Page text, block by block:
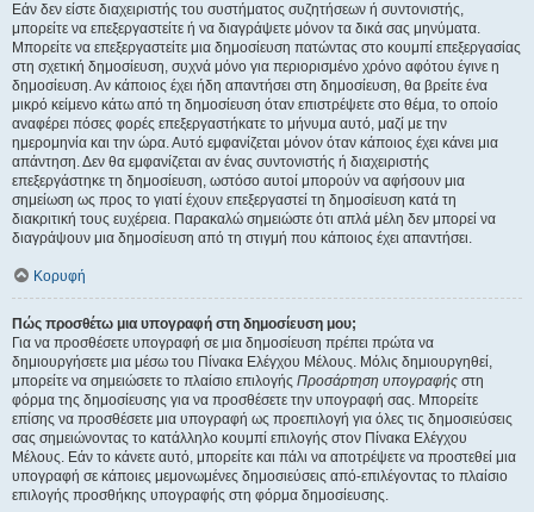
Εάν δεν είστε διαχειριστής του συστήματος συζητήσεων ή συντονιστής,
μπορείτε να επεξεργαστείτε ή να διαγράψετε μόνον τα δικά σας μηνύματα.
Μπορείτε να επεξεργαστείτε μια δημοσίευση πατώντας στο κουμπί επεξεργασίας
στη σχετική δημοσίευση, συχνά μόνο για περιορισμένο χρόνο αφότου έγινε η
δημοσίευση. Αν κάποιος έχει ήδη απαντήσει στη δημοσίευση, θα βρείτε ένα
μικρό κείμενο κάτω από τη δημοσίευση όταν επιστρέψετε στο θέμα, το οποίο
αναφέρει πόσες φορές επεξεργαστήκατε το μήνυμα αυτό, μαζί με την
ημερομηνία και την ώρα. Αυτό εμφανίζεται μόνον όταν κάποιος έχει κάνει μια
απάντηση. Δεν θα εμφανίζεται αν ένας συντονιστής ή διαχειριστής
επεξεργάστηκε τη δημοσίευση, ωστόσο αυτοί μπορούν να αφήσουν μια
σημείωση ως προς το γιατί έχουν επεξεργαστεί τη δημοσίευση κατά τη
διακριτική τους ευχέρεια. Παρακαλώ σημειώστε ότι απλά μέλη δεν μπορεί να
διαγράψουν μια δημοσίευση από τη στιγμή που κάποιος έχει απαντήσει.
Κορυφή
Πώς προσθέτω μια υπογραφή στη δημοσίευση μου;
Για να προσθέσετε υπογραφή σε μια δημοσίευση πρέπει πρώτα να
δημιουργήσετε μια μέσω του Πίνακα Ελέγχου Μέλους. Μόλις δημιουργηθεί,
μπορείτε να σημειώσετε το πλαίσιο επιλογής Προσάρτηση υπογραφής στη
φόρμα της δημοσίευσης για να προσθέσετε την υπογραφή σας. Μπορείτε
επίσης να προσθέσετε μια υπογραφή ως προεπιλογή για όλες τις δημοσιεύσεις
σας σημειώνοντας το κατάλληλο κουμπί επιλογής στον Πίνακα Ελέγχου
Μέλους. Εάν το κάνετε αυτό, μπορείτε και πάλι να αποτρέψετε να προστεθεί μια
υπογραφή σε κάποιες μεμονωμένες δημοσιεύσεις από-επιλέγοντας το πλαίσιο
επιλογής προσθήκης υπογραφής στη φόρμα δημοσίευσης.